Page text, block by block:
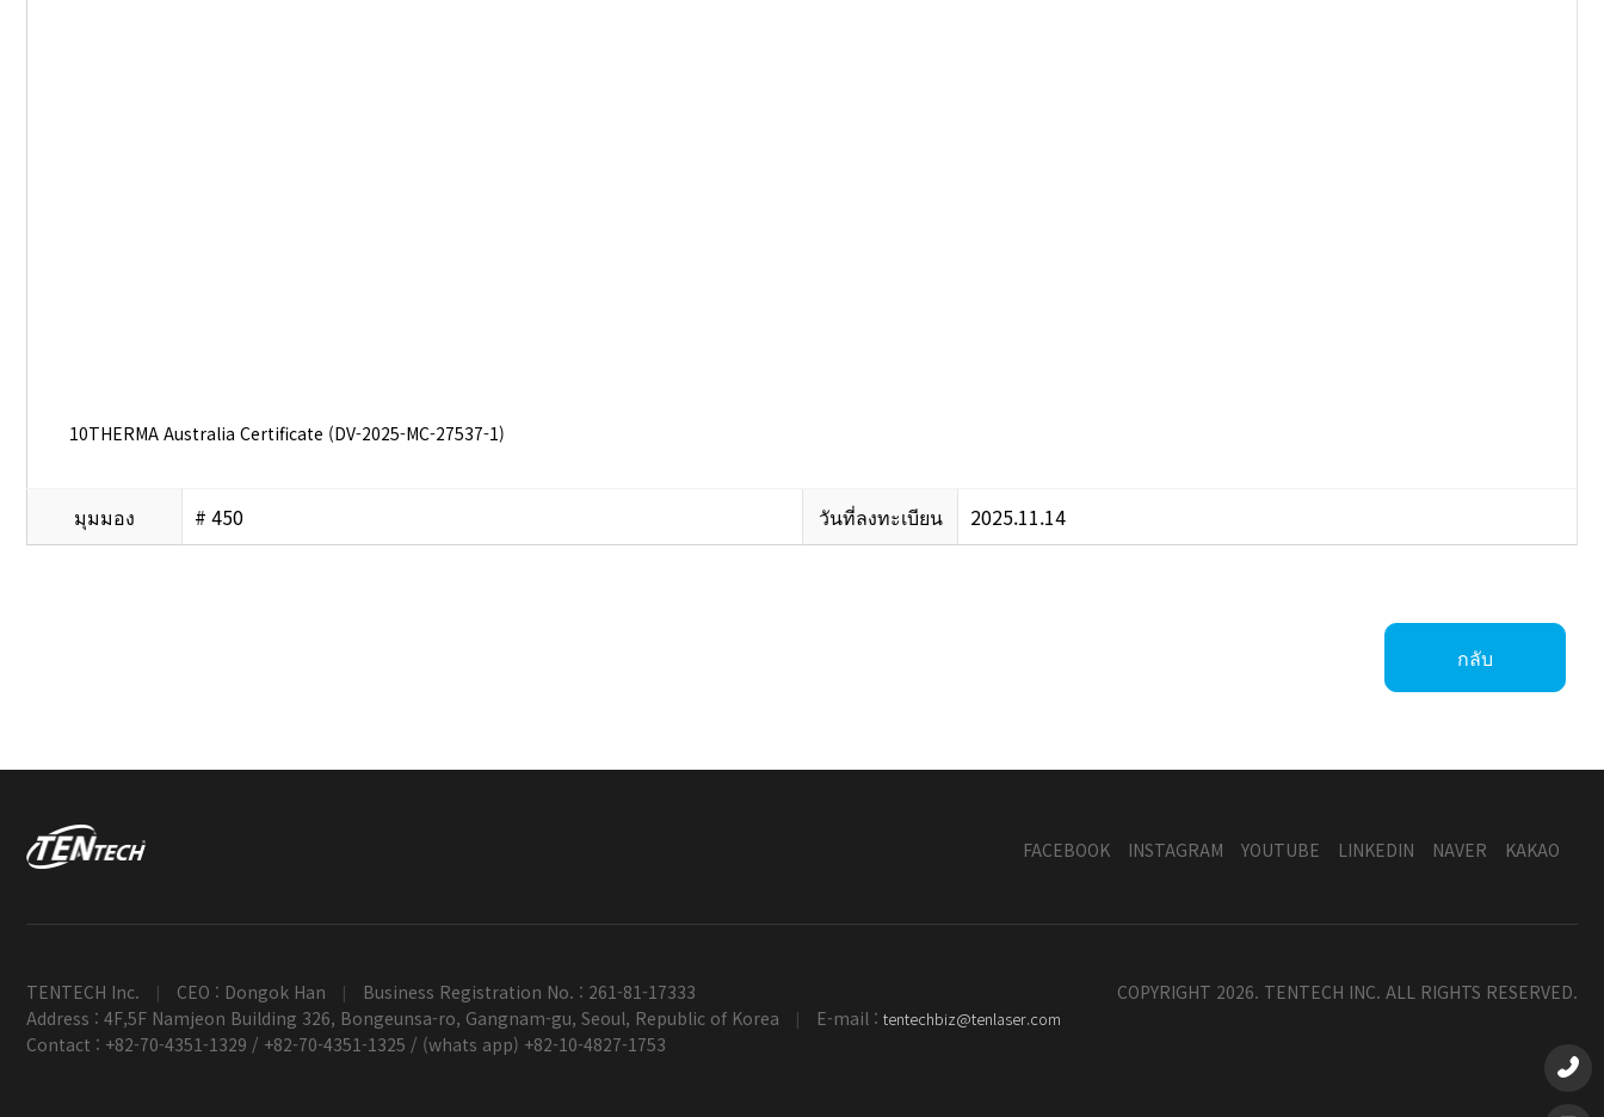
10THERMA Australia Certificate (DV-2025-MC-27537-1)
มุมมอง # 450 วันที่ลงทะเบียน 2025.11.14
กลับ
FACEBOOK INSTAGRAM YOUTUBE LINKEDIN NAVER KAKAO
TENTECH Inc. | CEO : Dongok Han |
Business Registration No. : 261-81-17333
Address : 4F,5F Namjeon Building 326, Bongeunsa-ro, Gangnam-gu, Seoul, Republic of Korea
| E-mail : tentechbiz@tenlaser.com
Contact : +82-70-4351-1329 / +82-70-4351-1325 / (whats app) +82-10-4827-1753
COPYRIGHT 2026. TENTECH INC. ALL RIGHTS RESERVED.